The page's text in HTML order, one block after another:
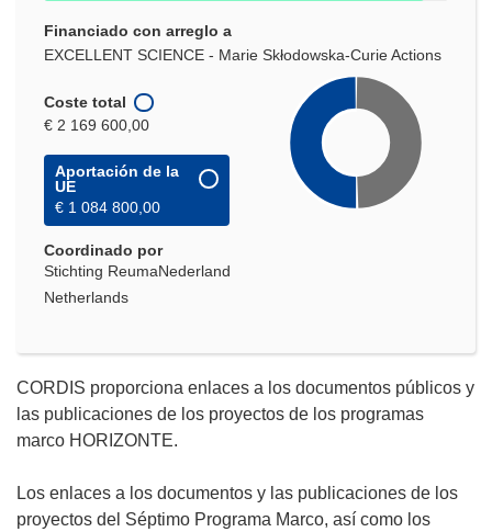
Financiado con arreglo a
EXCELLENT SCIENCE - Marie Skłodowska-Curie Actions
Coste total
€ 2 169 600,00
Aportación de la
UE
€ 1 084 800,00
Coordinado por
Stichting ReumaNederland
Netherlands
CORDIS proporciona enlaces a los documentos públicos y
las publicaciones de los proyectos de los programas
marco HORIZONTE.
Los enlaces a los documentos y las publicaciones de los
proyectos del Séptimo Programa Marco, así como los